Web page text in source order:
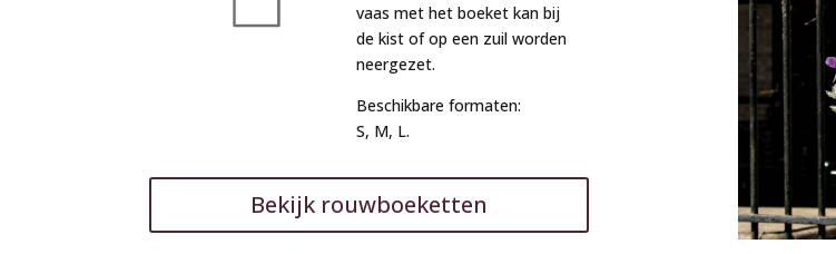
vaas met het boeket kan bij
de kist of op een zuil worden
neergezet.
Beschikbare formaten:
S, M, L.
Bekijk rouwboeketten